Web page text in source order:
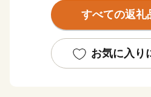
香南市へのご寄附、誠にあり
いたします♪
すべての返礼
お気に入り